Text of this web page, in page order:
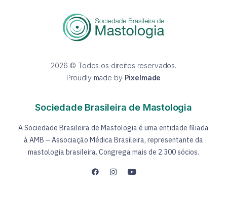
2026 © Todos os direitos reservados.
Proudly made by Pixelmade
Sociedade Brasileira de Mastologia
A Sociedade Brasileira de Mastologia é uma entidade filiada
à AMB – Associação Médica Brasileira, representante da
mastologia brasileira. Congrega mais de 2.300 sócios.